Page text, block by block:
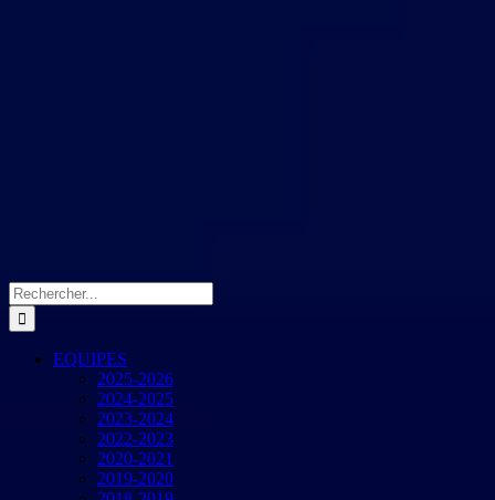
Rechercher:
EQUIPES
2025-2026
2024-2025
2023-2024
2022-2023
2020-2021
2019-2020